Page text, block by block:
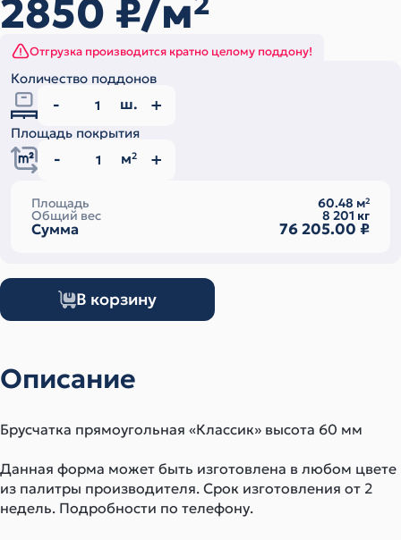
2850 ₽/м
Отгрузка производится кратно целому поддону!
Количество поддонов
ш.
Площадь покрытия
м2
Площадь 60.48 м2
Общий вес 8 201 кг
Сумма 76 205.00 ₽
В корзину
Описание
Брусчатка прямоугольная «Классик» высота 60 мм
Данная форма может быть изготовлена в любом цвете
из палитры производителя. Срок изготовления от 2
недель. Подробности по телефону.